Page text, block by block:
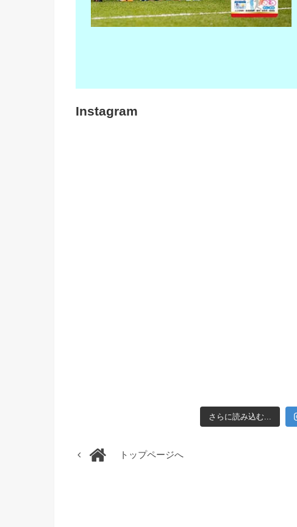
Instagram
さらに読み込む...
トップページへ